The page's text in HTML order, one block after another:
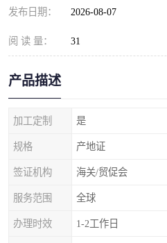
发布日期： 2026-08-07
阅 读 量： 31
产品描述
加工定制 是
规格 产地证
签证机构 海关/贸促会
服务范围 全球
办理时效 1-2工作日